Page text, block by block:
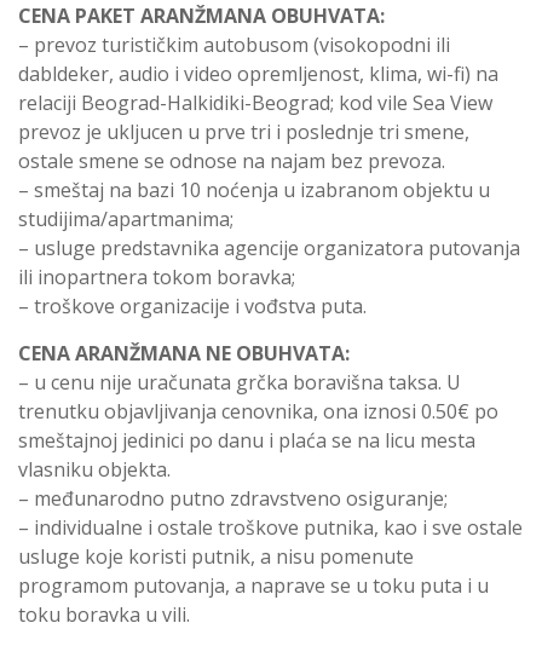
CENA PAKET ARANŽMANA OBUHVATA:
– prevoz turističkim autobusom (visokopodni ili
dabldeker, audio i video opremljenost, klima, wi-fi) na
relaciji Beograd-Halkidiki-Beograd; kod vile Sea View
prevoz je ukljucen u prve tri i poslednje tri smene,
ostale smene se odnose na najam bez prevoza.
– smeštaj na bazi 10 noćenja u izabranom objektu u
studijima/apartmanima;
– usluge predstavnika agencije organizatora putovanja
ili inopartnera tokom boravka;
– troškove organizacije i vođstva puta.
CENA ARANŽMANA NE OBUHVATA:
– u cenu nije uračunata grčka boravišna taksa. U
trenutku objavljivanja cenovnika, ona iznosi 0.50€ po
smeštajnoj jedinici po danu i plaća se na licu mesta
vlasniku objekta.
– međunarodno putno zdravstveno osiguranje;
– individualne i ostale troškove putnika, kao i sve ostale
usluge koje koristi putnik, a nisu pomenute
programom putovanja, a naprave se u toku puta i u
toku boravka u vili.